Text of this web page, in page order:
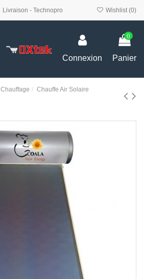
Livraison - Technopro Wishlist (0)
Connexion
0
Panier
Chauffage
Chauffe Air Solaire